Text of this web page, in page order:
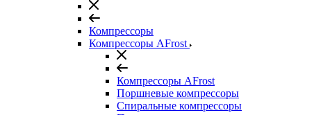
Компрессоры
Компрессоры AFrost
Компрессоры AFrost
Поршневые компрессоры
Спиральные компрессоры